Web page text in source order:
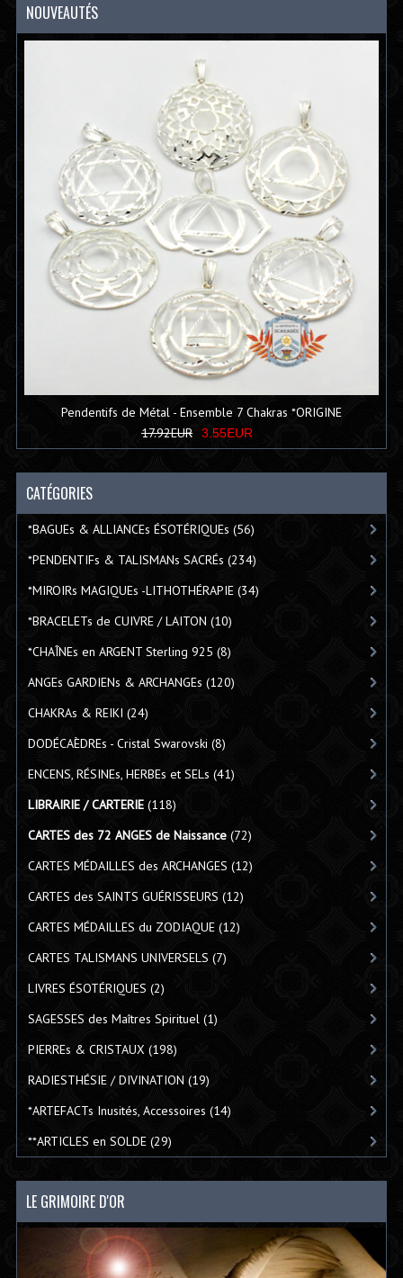
NOUVEAUTÉS
Pendentifs de Métal - Ensemble 7 Chakras *ORIGINE
17.92EUR
3.55EUR
CATÉGORIES
*BAGUEs & ALLIANCEs ÉSOTÉRIQUEs (56)
*PENDENTIFs & TALISMANs SACRÉs (234)
*MIROIRs MAGIQUEs -LITHOTHÉRAPIE(34)
*BRACELETs de CUIVRE / LAITON (10)
*CHAÎNEs en ARGENT Sterling 925 (8)
ANGEs GARDIENs & ARCHANGEs (120)
CHAKRAs & REIKI (24)
DODÉCAÈDREs - Cristal Swarovski (8)
ENCENS, RÉSINEs, HERBEs et SELs (41)
LIBRAIRIE / CARTERIE(118)
CARTES des 72 ANGES de Naissance(72)
CARTES MÉDAILLES des ARCHANGES (12)
CARTES des SAINTS GUÉRISSEURS (12)
CARTES MÉDAILLES du ZODIAQUE(12)
CARTES TALISMANS UNIVERSELS (7)
LIVRES ÉSOTÉRIQUES (2)
SAGESSES des Maîtres Spirituel(1)
PIERREs & CRISTAUX (198)
RADIESTHÉSIE / DIVINATION (19)
*ARTEFACTs Inusités, Accessoires (14)
**ARTICLES en SOLDE(29)
LE GRIMOIRE D'OR